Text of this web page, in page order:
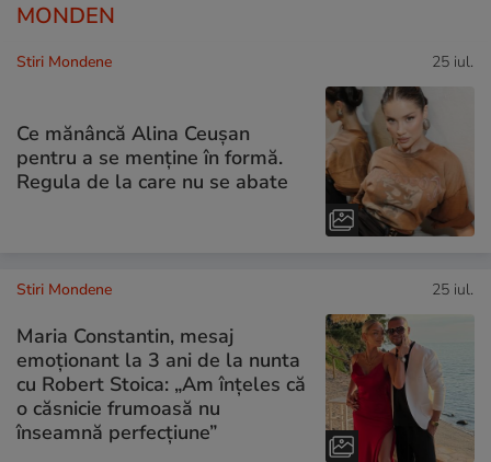
MONDEN
Stiri Mondene 25 iul.
Ce mănâncă Alina Ceușan
pentru a se menține în formă.
Regula de la care nu se abate
Stiri Mondene 25 iul.
Maria Constantin, mesaj
emoționant la 3 ani de la nunta
cu Robert Stoica: „Am înțeles că
o căsnicie frumoasă nu
înseamnă perfecțiune”